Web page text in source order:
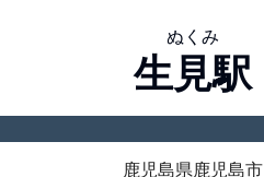
ぬくみ
生見駅
鹿児島県鹿児島市